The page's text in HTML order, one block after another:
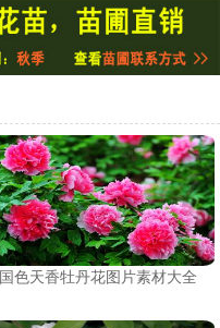
国色天香牡丹花图片素材大全